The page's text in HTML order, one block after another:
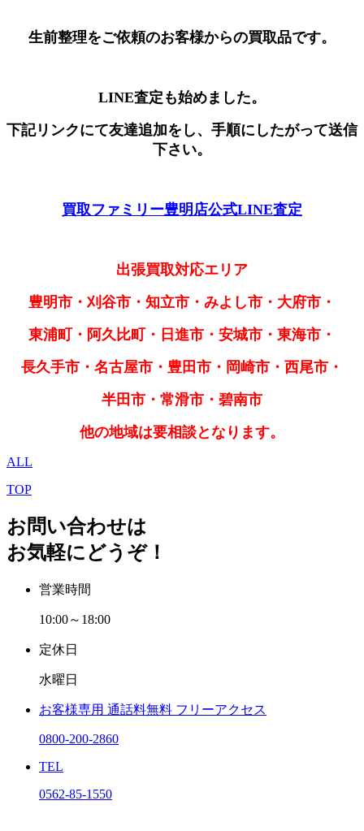
生前整理をご依頼のお客様からの買取品です。
LINE査定も始めました。
下記リンクにて友達追加をし、手順にしたがって送信
下さい。
買取ファミリー豊明店公式LINE査定
出張買取対応エリア
豊明市・刈谷市・知立市・みよし市・大府市・
東浦町・阿久比町・日進市・安城市・東海市・
長久手市・名古屋市・豊田市・岡崎市・西尾市・
半田市・常滑市・碧南市
他の地域は要相談となります。
ALL
TOP
お問い合わせは
お気軽にどうぞ！
営業時間
10:00～18:00
定休日
水曜日
お客様専用 通話料無料 フリーアクセス
0800-200-2860
TEL
0562-85-1550